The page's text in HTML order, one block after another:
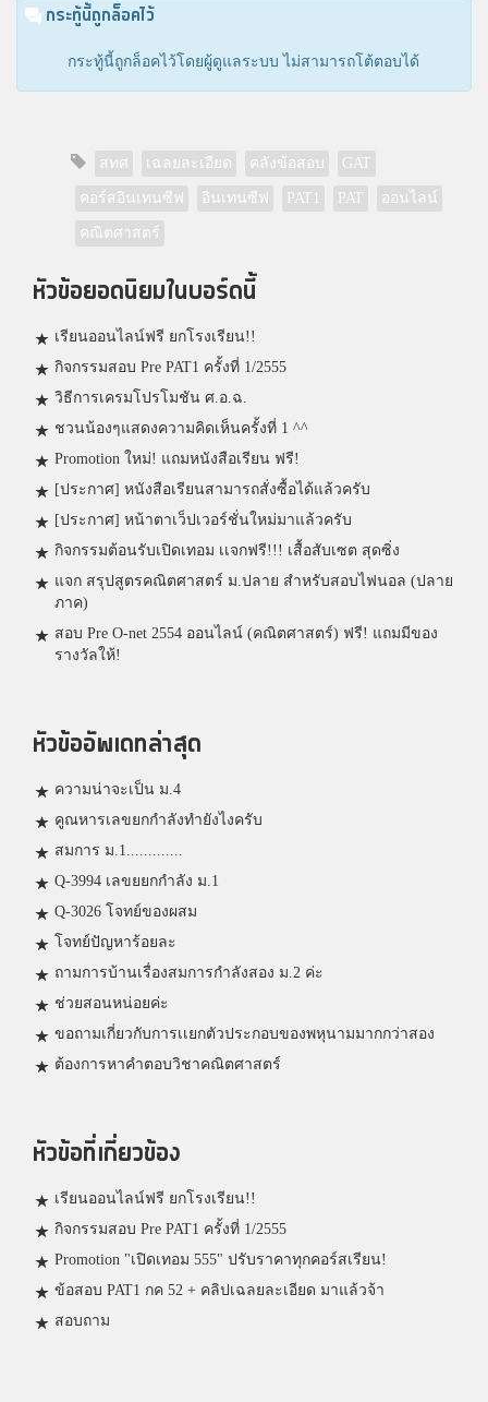
กระทู้นี้ถูกล็อคไว้
กระทู้นี้ถูกล็อคไว้โดยผู้ดูแลระบบ ไม่สามารถโต้ตอบได้
สทศ เฉลยละเอียด คลังข้อสอบ GAT
คอร์สอินเทนซีฟ อินเทนซีฟ PAT1 PAT ออนไลน์
คณิตศาสตร์
หัวข้อยอดนิยมในบอร์ดนี้
เรียนออนไลน์ฟรี ยกโรงเรียน!!
กิจกรรมสอบ Pre PAT1 ครั้งที่ 1/2555
วิธีการเครมโปรโมชัน ศ.อ.ฉ.
ชวนน้องๆแสดงความคิดเห็นครั้งที่ 1 ^^
Promotion ใหม่! แถมหนังสือเรียน ฟรี!
[ประกาศ] หนังสือเรียนสามารถสั่งซื้อได้แล้วครับ
[ประกาศ] หน้าตาเว็ปเวอร์ชั่นใหม่มาแล้วครับ
กิจกรรมต้อนรับเปิดเทอม เเจกฟรี!!! เสื้อสับเซต สุดซิ่ง
แจก สรุปสูตรคณิตศาสตร์ ม.ปลาย สำหรับสอบไฟนอล (ปลาย
ภาค)
สอบ Pre O-net 2554 ออนไลน์ (คณิตศาสตร์) ฟรี! แถมมีของ
รางวัลให้!
หัวข้ออัพเดทล่าสุด
ความน่าจะเป็น ม.4
คูณหารเลขยกกำลังทำยังไงครับ
สมการ ม.1.............
Q-3994 เลขยยกกำลัง ม.1
Q-3026 โจทย์ของผสม
โจทย์ปัญหาร้อยละ
ถามการบ้านเรื่องสมการกำลังสอง ม.2 ค่ะ
ช่วยสอนหน่อยค่ะ
ขอถามเกี่ยวกับการเเยกตัวประกอบของพหุนามมากกว่าสอง
ต้องการหาคำตอบวิชาคณิตศาสตร์
หัวข้อที่เกี่ยวข้อง
เรียนออนไลน์ฟรี ยกโรงเรียน!!
กิจกรรมสอบ Pre PAT1 ครั้งที่ 1/2555
Promotion "เปิดเทอม 555" ปรับราคาทุกคอร์สเรียน!
ข้อสอบ PAT1 กค 52 + คลิปเฉลยละเอียด มาแล้วจ้า
สอบถาม